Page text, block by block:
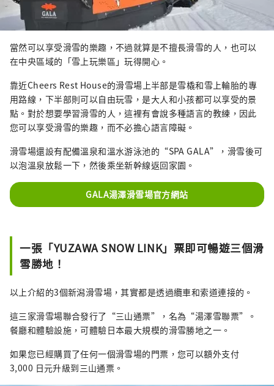
當然可以享受滑雪的樂趣，不過就算是不擅長滑雪的人，也可以
在中央區域的「雪上玩樂區」玩得開心。
靠近Cheers Rest House的滑雪場上半部是雪橇和雪上輪胎的專
用路線，下半部則可以自由玩雪，是大人和小孩都可以享受的景
點。對於想要學習滑雪的人，這裡有會說多種語言的教練，因此
您可以享受滑雪的樂趣，而不必擔心語言障礙。
滑雪場還設有配備溫泉和溫水游泳池的“SPA GALA”，滑雪後可
以泡溫泉放鬆一下，然後乘坐新幹線返回家園。
GALA湯澤滑雪場官方網站
一張「YUZAWA SNOW LINK」票即可暢遊三個滑
雪勝地！
以上介紹的3個新潟滑雪場，其實都是透過纜車和索道連接的。
這三家滑雪場聯合發行了“三山通票”，名為“湯澤雪聯票”。
餐廳和體驗設施，可體驗日本最大規模的滑雪勝地之一。
如果您已經購買了任何一個滑雪場的門票，您可以額外支付
3,000 日元升級到三山通票。